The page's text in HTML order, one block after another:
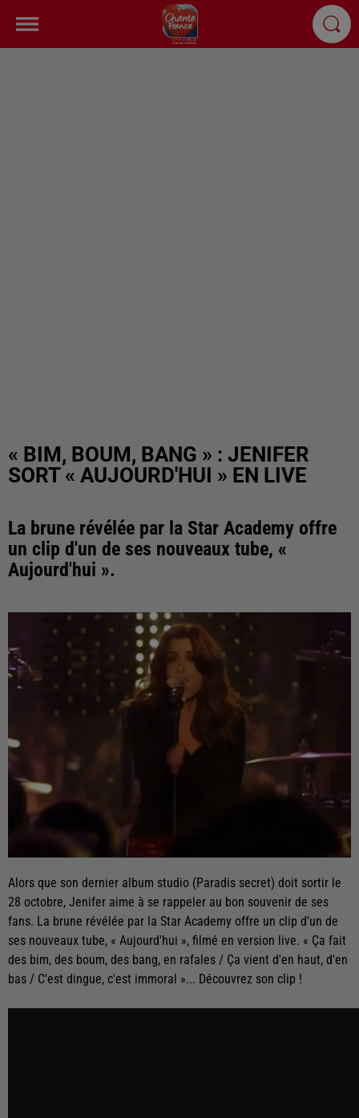
« BIM, BOUM, BANG » : JENIFER
SORT « AUJOURD'HUI » EN LIVE
La brune révélée par la Star Academy offre
un clip d'un de ses nouveaux tube, «
Aujourd'hui ».
Alors que son dernier album studio (Paradis secret) doit sortir le
28 octobre, Jenifer aime à se rappeler au bon souvenir de ses
fans. La brune révélée par la Star Academy offre un clip d'un de
ses nouveaux tube, « Aujourd'hui », filmé en version live. « Ça fait
des bim, des boum, des bang, en rafales / Ça vient d'en haut, d'en
bas / C'est dingue, c'est immoral »... Découvrez son clip !